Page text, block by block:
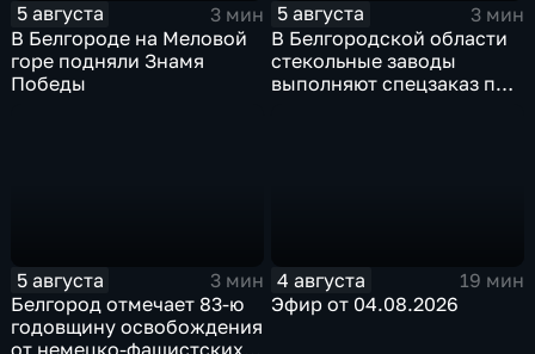
5 августа
3 мин
В Белгороде на Меловой
горе подняли Знамя
Победы
5 августа
3 мин
В Белгородской области
стекольные заводы
выполняют спецзаказ по
5 августа
3 мин
Белгород отмечает 83-ю
годовщину освобождения
4 августа
19 мин
Эфир от 04.08.2026